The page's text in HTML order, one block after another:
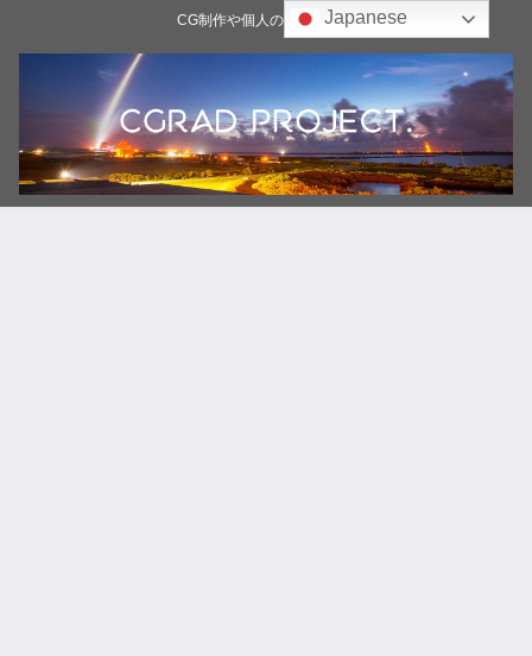
CG制作や個人の雑記ブログJapanese